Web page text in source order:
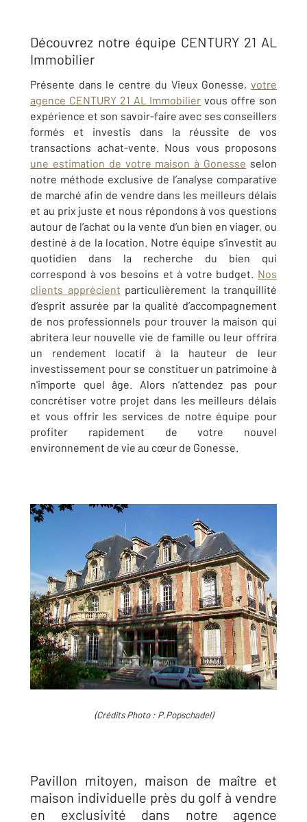
Découvrez notre équipe CENTURY 21 AL
Immobilier
Présente dans le centre du Vieux Gonesse, votre
agence CENTURY 21 AL Immobilier vous offre son
expérience et son savoir-faire avec ses conseillers
formés et investis dans la réussite de vos
transactions achat-vente. Nous vous proposons
une estimation de votre maison à Gonesse selon
notre méthode exclusive de l’analyse comparative
de marché afin de vendre dans les meilleurs délais
et au prix juste et nous répondons à vos questions
autour de l’achat ou la vente d’un bien en viager, ou
destiné à de la location. Notre équipe s’investit au
quotidien dans la recherche du bien qui
correspond à vos besoins et à votre budget. Nos
clients apprécient particulièrement la tranquillité
d’esprit assurée par la qualité d’accompagnement
de nos professionnels pour trouver la maison qui
abritera leur nouvelle vie de famille ou leur offrira
un rendement locatif à la hauteur de leur
investissement pour se constituer un patrimoine à
n'importe quel âge. Alors n’attendez pas pour
concrétiser votre projet dans les meilleurs délais
et vous offrir les services de notre équipe pour
profiter rapidement de votre nouvel
environnement de vie au cœur de Gonesse.
(Crédits Photo : P.Popschadel)
Pavillon mitoyen, maison de maître et
maison individuelle près du golf à vendre
en exclusivité dans notre agence